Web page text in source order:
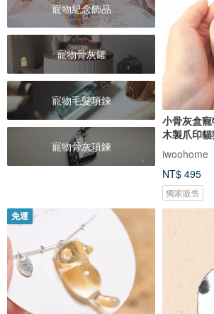
寵物紀念飾品
寵物骨灰罐
寵物毛髮項鍊
寵物骨灰項鍊
小骨灰盒
木製爪印
iwoohome
NT$ 495
獨家販售
免運